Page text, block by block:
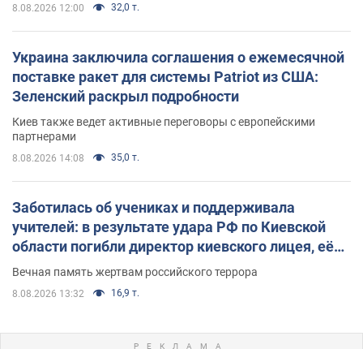
8.08.2026 12:00 32,0 т.
Украина заключила соглашения о ежемесячной
поставке ракет для системы Patriot из США:
Зеленский раскрыл подробности
Киев также ведет активные переговоры с европейскими
партнерами
8.08.2026 14:08 35,0 т.
Заботилась об учениках и поддерживала
учителей: в результате удара РФ по Киевской
области погибли директор киевского лицея, её
муж и внук
Вечная память жертвам российского террора
8.08.2026 13:32 16,9 т.